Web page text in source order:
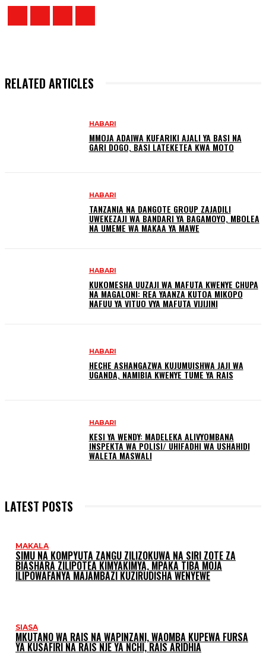
RELATED ARTICLES
HABARI
MMOJA ADAIWA KUFARIKI AJALI YA BASI NA
GARI DOGO, BASI LATEKETEA KWA MOTO
HABARI
TANZANIA NA DANGOTE GROUP ZAJADILI
UWEKEZAJI WA BANDARI YA BAGAMOYO, MBOLEA
NA UMEME WA MAKAA YA MAWE
HABARI
KUKOMESHA UUZAJI WA MAFUTA KWENYE CHUPA
NA MAGALONI: REA YAANZA KUTOA MIKOPO
NAFUU YA VITUO VYA MAFUTA VIJIJINI
HABARI
HECHE ASHANGAZWA KUJUMUISHWA JAJI WA
UGANDA, NAMIBIA KWENYE TUME YA RAIS
HABARI
KESI YA WENDY: MADELEKA ALIVYOMBANA
INSPEKTA WA POLISI/ UHIFADHI WA USHAHIDI
WALETA MASWALI
LATEST POSTS
MAKALA
SIMU NA KOMPYUTA ZANGU ZILIZOKUWA NA SIRI ZOTE ZA
BIASHARA ZILIPOTEA KIMYAKIMYA, MPAKA TIBA MOJA
ILIPOWAFANYA MAJAMBAZI KUZIRUDISHA WENYEWE
SIASA
MKUTANO WA RAIS NA WAPINZANI, WAOMBA KUPEWA FURSA
YA KUSAFIRI NA RAIS NJE YA NCHI, RAIS ARIDHIA